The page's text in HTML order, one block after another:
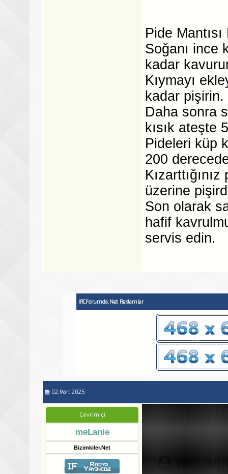
Pide Mantısı
Soğanı ince
kadar
Kıymayı
kadar pişirin.
Daha sonra
kısık ateşte
Pideleri küp
200
üzerine
Son olarak
hafif
servis edin.
IRCForumda.Net Reklamlar
02.Mart.2025
Çevrimiçi
meLanie
Bizimkiler.Net
Cevap: Pide